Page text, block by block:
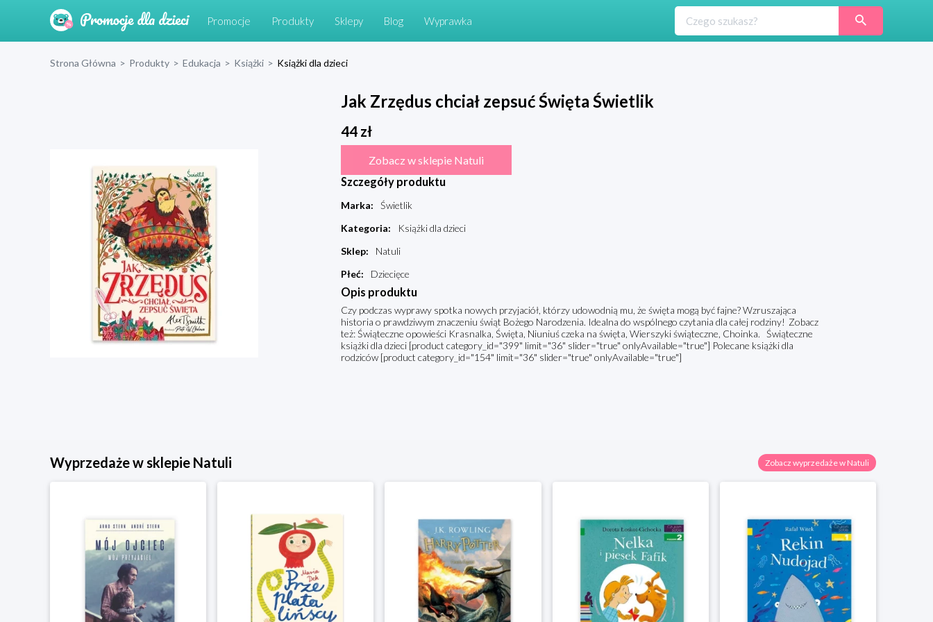
Promocje Produkty Sklepy Blog Wyprawka
Strona Główna > Produkty > Edukacja > Książki > Książki dla dzieci
Jak Zrzędus chciał zepsuć Święta Świetlik
44zł
Zobacz w sklepie Natuli
Szczegóły produktu
Marka:
Świetlik
Kategoria:
Książki dla dzieci
Sklep:
Natuli
Płeć: Dziecięce
Opis produktu
Czy podczas wyprawy spotka nowych przyjaciół, którzy udowodnią mu, że święta mogą być fajne? Wzruszająca
historia o prawdziwym znaczeniu świąt Bożego Narodzenia. Idealna do wspólnego czytania dla całej rodziny! Zobacz
też: Świąteczne opowieści Krasnalka, Święta, Niuniuś czeka na święta, Wierszyki świąteczne, Choinka. Świąteczne
książki dla dzieci [product category_id="399" limit="36" slider="true" onlyAvailable="true"] Polecane książki dla
rodziców [product category_id="154" limit="36" slider="true" onlyAvailable="true"]
Wyprzedaże w sklepie Natuli Zobacz wyprzedaże w Natuli